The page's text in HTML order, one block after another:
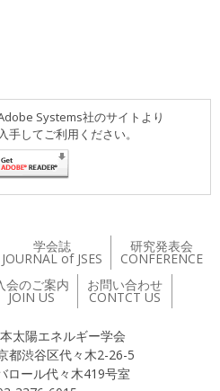
Systems社のサイトより
手してご利用ください。
学会誌
JOURNAL of JSES
研究発表会
CONFERENCE
会のご案内
JOIN US
お問い合わせ
CONTCT US
太陽エネルギー学会
渋谷区代々木2-26-5
々木419号室